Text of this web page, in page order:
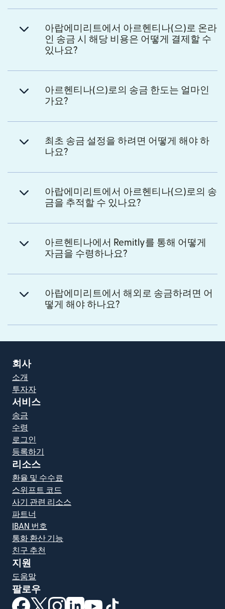
아랍에미리트에서 아르헨티나(으)로 온라
인 송금 시 해당 비용은 어떻게 결제할 수
있나요?
아르헨티나(으)로의 송금 한도는 얼마인
가요?
최초 송금 설정을 하려면 어떻게 해야 하
나요?
아랍에미리트에서 아르헨티나(으)로의 송
금을 추적할 수 있나요?
아르헨티나에서 Remitly를 통해 어떻게
자금을 수령하나요?
아랍에미리트에서 해외로 송금하려면 어
떻게 해야 하나요?
회사
소개
투자자
서비스
송금
수령
로그인
등록하기
리소스
환율 및 수수료
스위프트 코드
사기 관련 리소스
파트너
IBAN 번호
통화 환산 기능
친구 추천
지원
도움말
팔로우
(새 창에서 열림)
(새 창에서 열림)
(새 창에서 열림)
(새 창에서 열림)
(새 창에서 열림)